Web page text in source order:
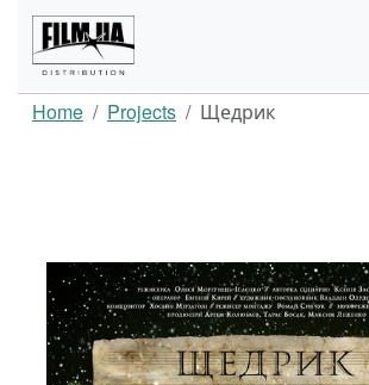
Home Projects Щедрик